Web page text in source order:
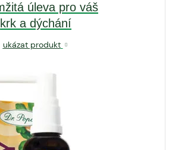
úleva pro váš
krk a dýchání
ukázat produkt